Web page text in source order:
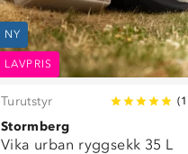
NY
LAVPRIS
Turutstyr (1
Stormberg
Vika urban ryggsekk 35 L